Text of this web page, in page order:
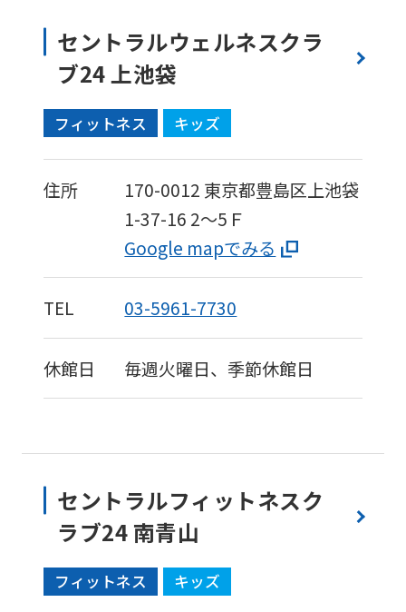
セントラルウェルネスクラ
ブ24 上池袋
フィットネス キッズ
住所 170-0012 東京都豊島区上池袋
1-37-16 2～5Ｆ
Google mapでみる
TEL 03-5961-7730
休館日 毎週火曜日、季節休館日
セントラルフィットネスク
ラブ24 南青山
フィットネス キッズ